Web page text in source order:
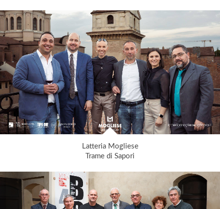
Latteria Mogliese
Trame di Sapori